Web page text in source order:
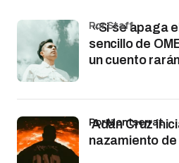
«Si se apaga
sencillo de
un cuento
por Staff
Adán Cruz
nazamiento de
por Montserrat